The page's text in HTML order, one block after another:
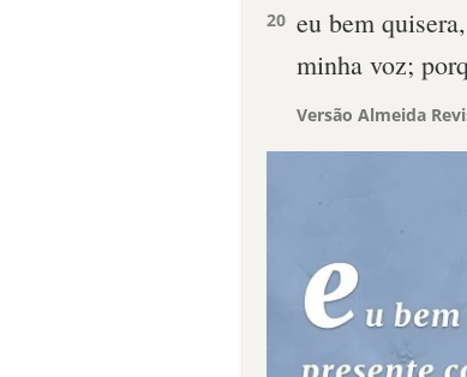
20 eu bem
minha voz;
Versão Almeida